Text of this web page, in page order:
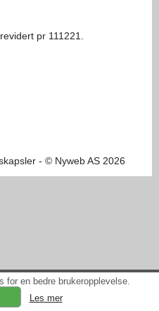
pr 111221.
- © Nyweb AS 2026
for en bedre brukeropplevelse.
Les mer